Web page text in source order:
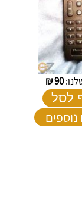
90
₪
לסל